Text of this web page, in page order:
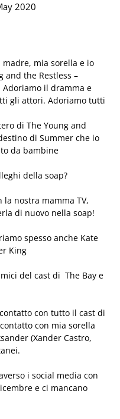
2020
madre, mia sorella e io
and the Restless –
Adoriamo il dramma e
gli attori. Adoriamo tutti
di The Young and
di Summer che io
da bambine
della soap?
la nostra mamma TV,
di nuovo nella soap!
spesso anche Kate
King
del cast di The Bay e
con tutto il cast di
con mia sorella
(Xander Castro,
i social media con
e ci mancano